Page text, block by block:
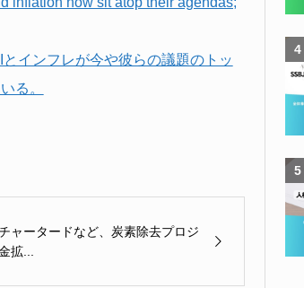
インフレが今や彼らの議題のトッ
る。
ャータードなど、炭素除去プロジ
拡...
4
5